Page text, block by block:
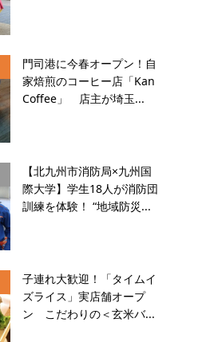
門司港に今春オープン！自
家焙煎のコーヒー店「Kan
Coffee」 店主が埼玉...
【北九州市消防局×九州国
際大学】学生18人が消防団
訓練を体験！ “地域防災...
子連れ大歓迎！「タイムイ
ズライス」実店舗オープ
ン こだわりの＜玄米バ...